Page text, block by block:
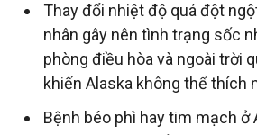
Thay đổi nhiệt độ quá đột
nhân gây nên tình trạng sốc
phòng điều hòa và ngoài trời
khiến Alaska không thể thích
Bệnh béo phì hay tim mạch ở